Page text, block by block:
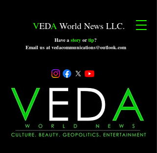
VEDA World News LLC.
Have a story ortip?
Email us at vedacommunications@outlook.com